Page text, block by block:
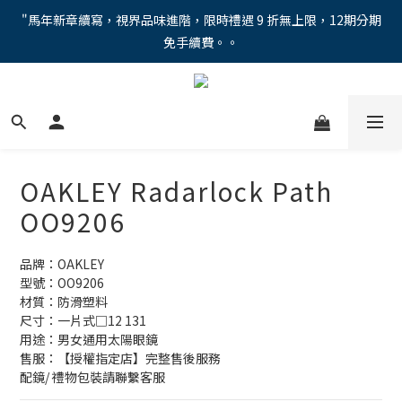
"馬年新章續寫，視界品味進階，限時禮遇 9 折無上限，12期分期
免手續費。。
"馬年新章續寫，視界品味進階，限時禮遇 9 折無上限，12期分期
免手續費。。
全新上市【全視線第九代變色鏡片GEN S】，門市配鏡享限時體驗
OAKLEY Radarlock Path
OO9206
品牌：OAKLEY
型號：OO9206
材質：防滑塑料
尺寸：一片式□12 131
用途：男女通用太陽眼鏡
售服：【授權指定店】完整售後服務
配鏡/ 禮物包裝請聯繫客服